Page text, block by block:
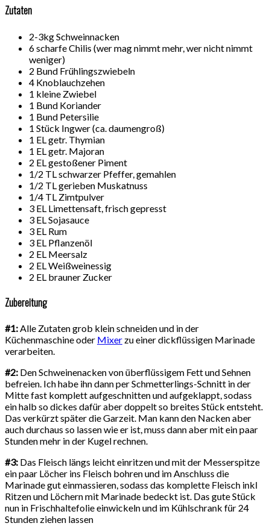
Zutaten
2-3kg Schweinnacken
6 scharfe Chilis (wer mag nimmt mehr, wer nicht nimmt
weniger)
2 Bund Frühlingszwiebeln
4 Knoblauchzehen
1 kleine Zwiebel
1 Bund Koriander
1 Bund Petersilie
1 Stück Ingwer (ca. daumengroß)
1 EL getr. Thymian
1 EL getr. Majoran
2 EL gestoßener Piment
1/2 TL schwarzer Pfeffer, gemahlen
1/2 TL gerieben Muskatnuss
1/4 TL Zimtpulver
3 EL Limettensaft, frisch gepresst
3 EL Sojasauce
3 EL Rum
3 EL Pflanzenöl
2 EL Meersalz
2 EL Weißweinessig
2 EL brauner Zucker
Zubereitung
#1:Alle Zutaten grob klein schneiden und in der
Küchenmaschine oder Mixer zu einer dickflüssigen Marinade
verarbeiten.
#2: Den Schweinenacken von überflüssigem Fett und Sehnen
befreien. Ich habe ihn dann per Schmetterlings-Schnitt in der
Mitte fast komplett aufgeschnitten und aufgeklappt, sodass
ein halb so dickes dafür aber doppelt so breites Stück entsteht.
Das verkürzt später die Garzeit. Man kann den Nacken aber
auch durchaus so lassen wie er ist, muss dann aber mit ein paar
Stunden mehr in der Kugel rechnen.
#3: Das Fleisch längs leicht einritzen und mit der Messerspitze
ein paar Löcher ins Fleisch bohren und im Anschluss die
Marinade gut einmassieren, sodass das komplette Fleisch inkl
Ritzen und Löchern mit Marinade bedeckt ist. Das gute Stück
nun in Frischhaltefolie einwickeln und im Kühlschrank für 24
Stunden ziehen lassen